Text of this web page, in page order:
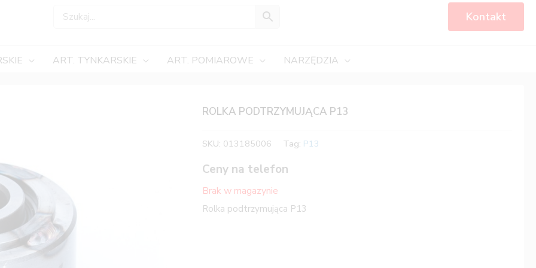
Kontakt
ART. TYNKARSKIE ART. POMIAROWE NARZĘDZIA
ROLKA PODTRZYMUJĄCA P13
SKU: 013185006 Tag: P13
Ceny na telefon
Brak w magazynie
Rolka podtrzymująca P13